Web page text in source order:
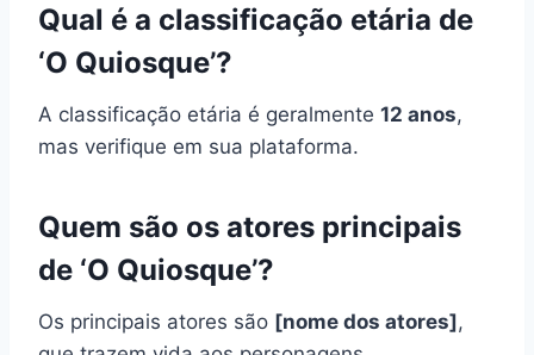
Qual é a classificação etária de
‘O Quiosque’?
A classificação etária é geralmente 12 anos,
mas verifique em sua plataforma.
Quem são os atores principais
de ‘O Quiosque’?
Os principais atores são [nome dos atores],